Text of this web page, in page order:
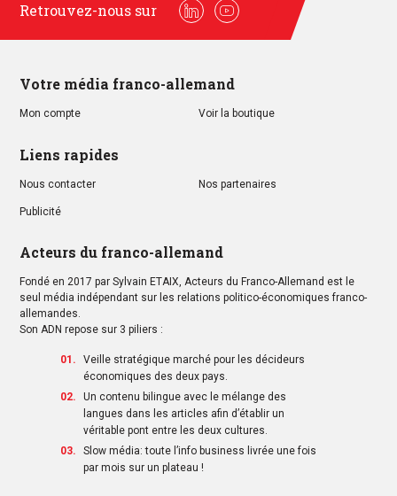
Retrouvez-nous sur
LinkedinYoutube
Votre média franco-allemand
Mon compte Voir la boutique
Liens rapides
Nous contacter Nos partenaires
Publicité
Acteurs du franco-allemand
Fondé en 2017 par Sylvain ETAIX, Acteurs du Franco-Allemand est le
seul média indépendant sur les relations politico-économiques franco-
allemandes.
Son ADN repose sur 3 piliers :
Veille stratégique marché pour les décideurs
économiques des deux pays.
Un contenu bilingue avec le mélange des
langues dans les articles afin d’établir un
véritable pont entre les deux cultures.
Slow média: toute l’info business livrée une fois
par mois sur un plateau !